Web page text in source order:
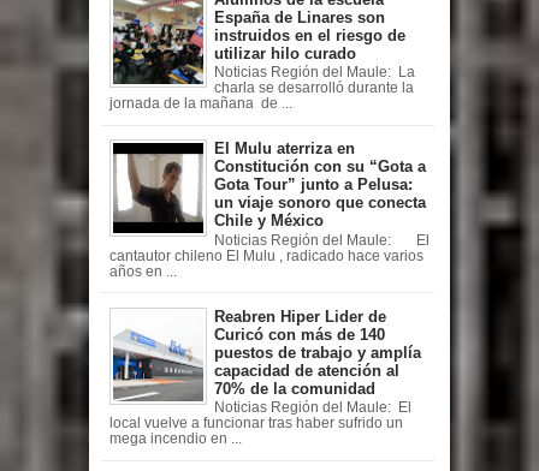
España de Linares son
instruidos en el riesgo de
utilizar hilo curado
Noticias Región del Maule: La
charla se desarrolló durante la
jornada de la mañana de ...
El Mulu aterriza en
Constitución con su “Gota a
Gota Tour” junto a Pelusa:
un viaje sonoro que conecta
Chile y México
Noticias Región del Maule: El
cantautor chileno El Mulu , radicado hace varios
años en ...
Reabren Hiper Lider de
Curicó con más de 140
puestos de trabajo y amplía
capacidad de atención al
70% de la comunidad
Noticias Región del Maule: El
local vuelve a funcionar tras haber sufrido un
mega incendio en ...